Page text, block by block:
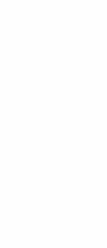
vous plaît :
également la
capitaine
et